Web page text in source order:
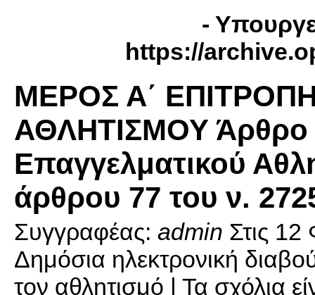
-
https://
ΜΕΡΟΣ Α΄
ΑΘΛΗΤΙΣΜΟΥ Άρθρο
Επαγγελματικού
άρθρου 77 του ν.
Συγγραφέας: admin Στις 12
Δημόσια ηλεκτρονική
τον αθλητισμό | Τα σχόλια